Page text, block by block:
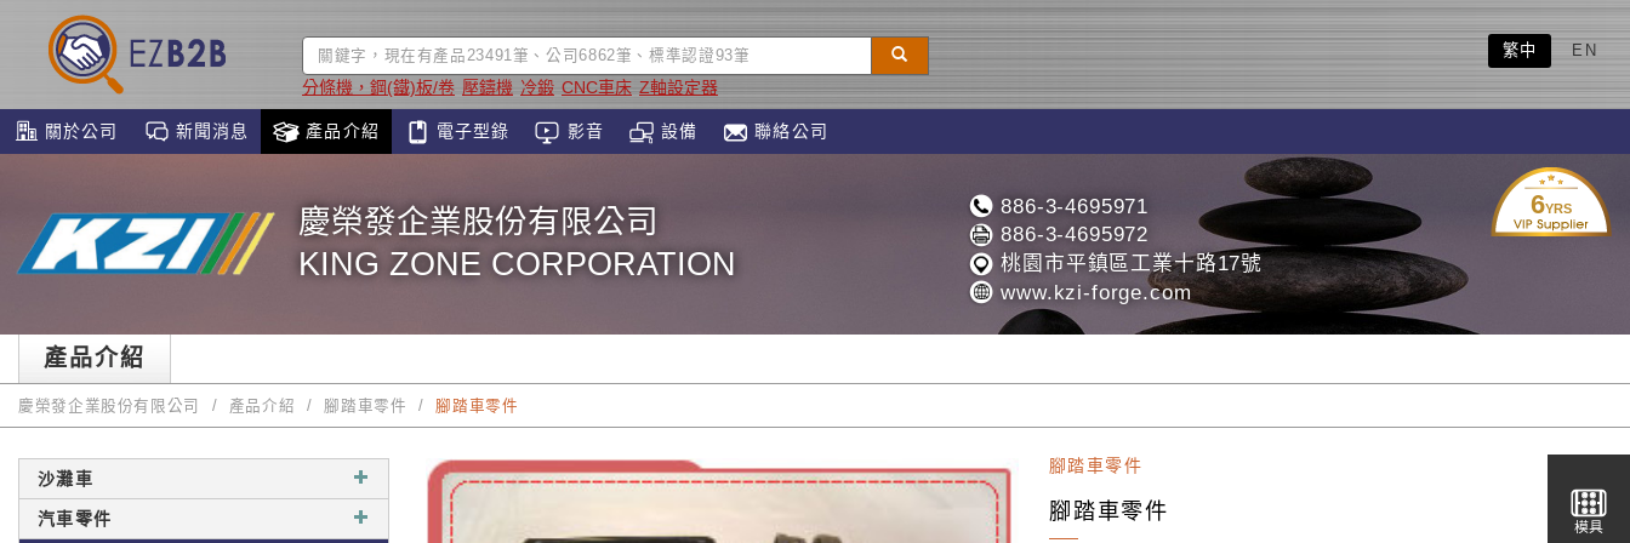
分條機，鋼(鐵)板/卷 壓鑄機 冷鍛 CNC車床 Z軸設定器
繁中 EN
關於公司 新聞消息 產品介紹 電子型錄 影音 設備 聯絡公司
6YRS
慶榮發企業股份有限公司
KING ZONE CORPORATION
886-3-4695971
886-3-4695972
桃園市平鎮區工業十路17號
www.kzi-forge.com
產品介紹
慶榮發企業股份有限公司 產品介紹 腳踏車零件 腳踏車零件
沙灘車
汽車零件
腳踏車零件
腳踏車零件
模具